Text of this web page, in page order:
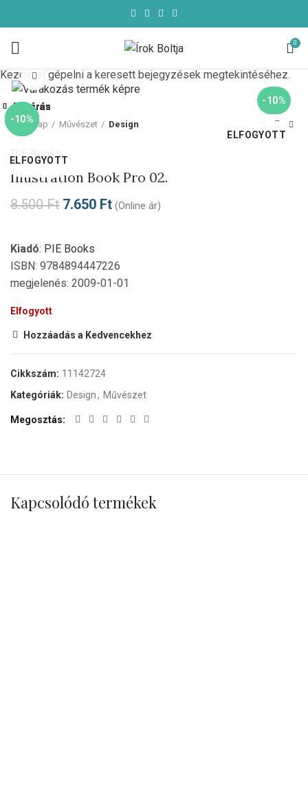
0
-10%
ELFOGYOTT
Click to enlarge
Kezdőlap Művészet Design
PIE Books
Illustration Book Pro 02.
8.500Ft 7.650 Ft (Online ár)
Kiadó: PIE Books
ISBN: 9784894447226
megjelenés: 2009-01-01
Elfogyott
Hozzáadás a Kedvencekhez
Cikkszám: 11142724
Kategóriák: Design, Művészet
Megosztás
Kapcsolódó termékek
-10%
Bezárás
-10%
Bezárás
-10%
Bezárás
-10%
Bezárás
-10%
Bezárás
Bezárás
-10%
Bezárás
-10%
ELFOGYOTT
Bezárás
Kezdje el gépelni a keresett bejegyzések megtekintéséhez.